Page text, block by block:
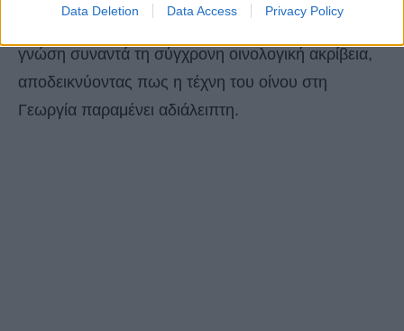
Data Deletion Data Access Privacy Policy
γνώση συναντά τη σύγχρονη οινολογική ακρίβεια,
αποδεικνύοντας πως η τέχνη του οίνου στη
Γεωργία παραμένει αδιάλειπτη.